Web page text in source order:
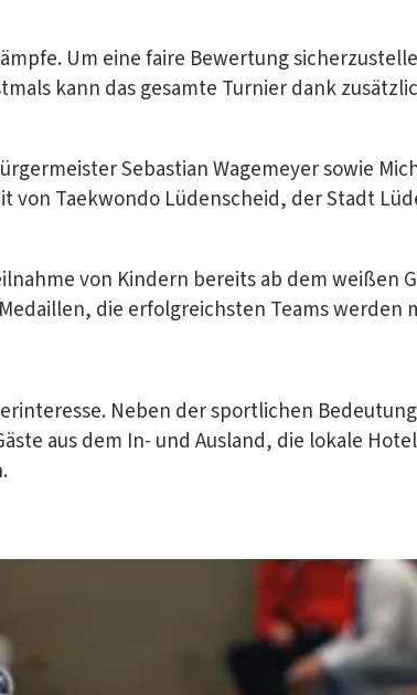
Um eine faire Bewertung
kann das gesamte Turnier dank
Sebastian Wagemeyer sowie
von Taekwondo Lüdenscheid, der Stadt
von Kindern bereits ab dem weißen
die erfolgreichsten Teams werden
Neben der sportlichen
aus dem In- und Ausland, die lokale